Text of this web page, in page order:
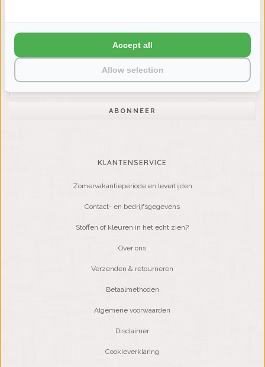
Wilt u op de hoogte blijven?
ABONNEER
KLANTENSERVICE
Zomervakantieperiode en levertijden
Contact- en bedrijfsgegevens
Stoffen of kleuren in het echt zien?
Over ons
Verzenden & retourneren
Betaalmethoden
Algemene voorwaarden
Disclaimer
Cookieverklaring
Allow selection
Accept all